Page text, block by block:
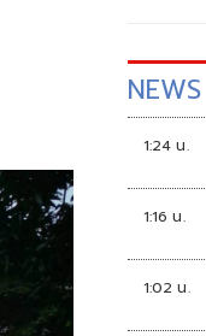
1:24 น.
1:16 น.
1:02 น.